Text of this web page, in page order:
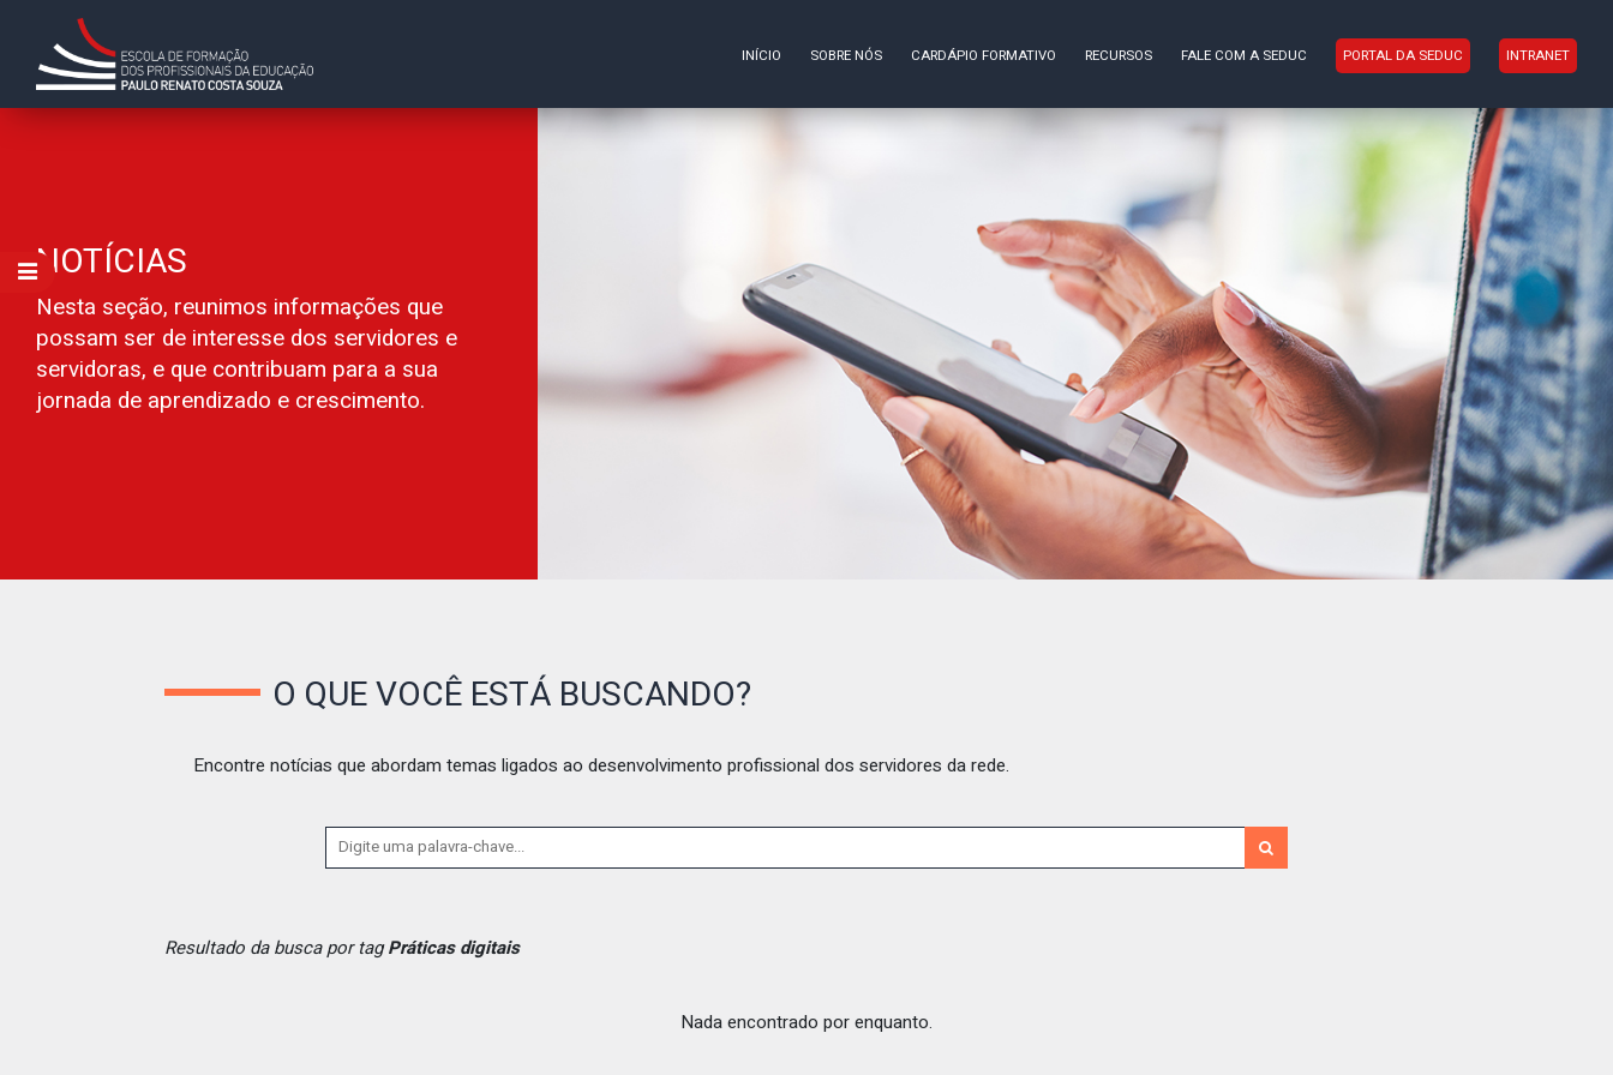
INÍCIO SOBRE NÓS CARDÁPIO FORMATIVO RECURSOS FALE COM A SEDUC PORTAL DA SEDUC INTRANET
NOTÍCIAS
Nesta seção, reunimos informações que
possam ser de interesse dos servidores e
servidoras, e que contribuam para a sua
jornada de aprendizado e crescimento.
O QUE VOCÊ ESTÁ BUSCANDO?
Encontre notícias que abordam temas ligados ao desenvolvimento profissional dos servidores da rede.
Resultado da busca por tagPráticas digitais
Nada encontrado por enquanto.